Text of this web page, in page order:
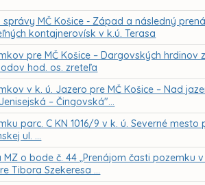
MČ Košice - Západ a následný
kontajnerovísk v k.ú. Terasa
pre MČ Košice – Dargovských
hod. os. zreteľa
v k. ú. Jazero pre MČ Košice – Nad
– Čingovská"...
parc. C KN 1016/9 v k. ú. Severné mesto
ul. ...
MZ o bode č. 44 „Prenájom časti
Tibora Szekeresa ...